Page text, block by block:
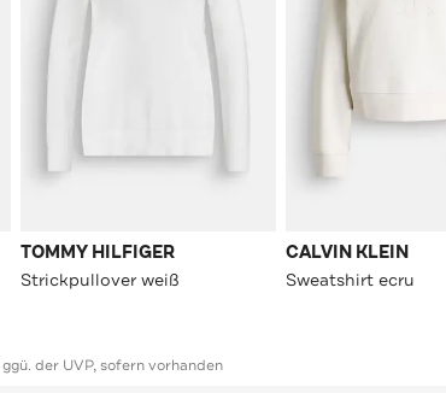
TOMMY HILFIGER
Strickpullover weiß
CALVIN KLEIN
Sweatshirt ecru
der UVP, sofern vorhanden